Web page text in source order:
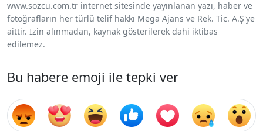
www.sozcu.com.tr internet sitesinde yayınlanan yazı, haber ve
fotoğrafların her türlü telif hakkı Mega Ajans ve Rek. Tic. A.Ş'ye
aittir. İzin alınmadan, kaynak gösterilerek dahi iktibas
edilemez.
Bu habere emoji ile tepki ver